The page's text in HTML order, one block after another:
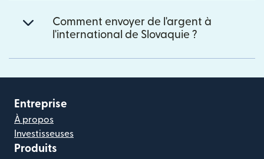
Comment envoyer de l'argent à
l'international de Slovaquie ?
Entreprise
À propos
Investisseuses
Produits